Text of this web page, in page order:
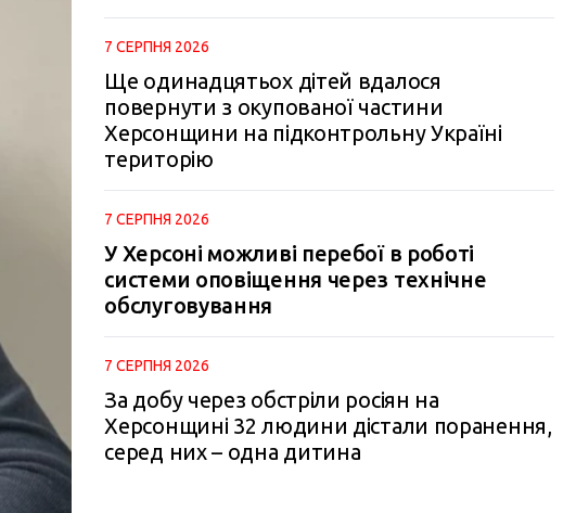
7 СЕРПНЯ 2026
Ще одинадцятьох дітей вдалося
повернути з окупованої частини
Херсонщини на підконтрольну Україні
територію
7 СЕРПНЯ 2026
У Херсоні можливі перебої в роботі
системи оповіщення через технічне
обслуговування
7 СЕРПНЯ 2026
За добу через обстріли росіян на
Херсонщині 32 людини дістали поранення,
серед них – одна дитина